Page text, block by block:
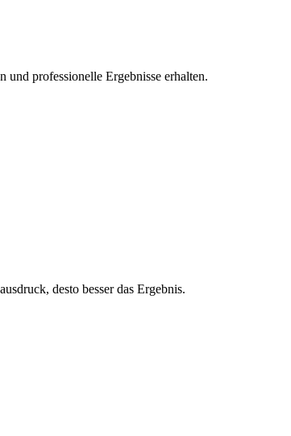
professionelle Ergebnisse erhalten.
desto besser das Ergebnis.